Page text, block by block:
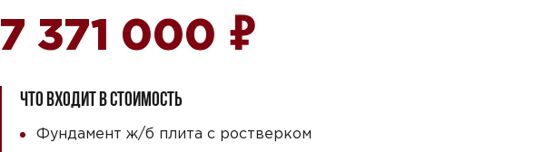
7 371 000 ₽
ЧТО ВХОДИТ В СТОИМОСТЬ
Фундамент ж/б плита с ростверком